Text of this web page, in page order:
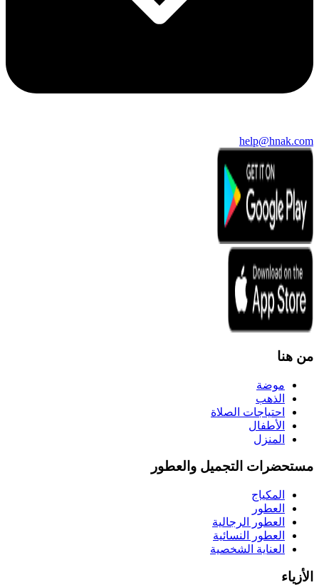
help@hnak.com
من هنا
موضة
الذهب
احتياجات الصلاة
الأطفال
المنزل
مستحضرات التجميل والعطور
المكياج
العطور
العطور الرجالية
العطور النسائية
العناية الشخصية
الأزياء